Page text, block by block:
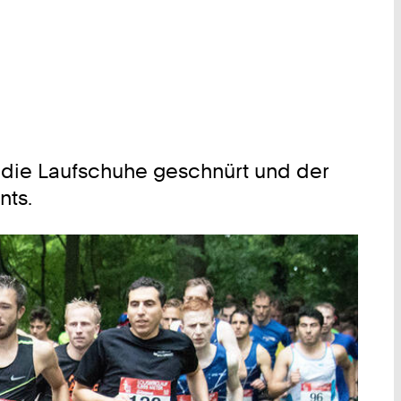
Laufschuhe geschnürt und der